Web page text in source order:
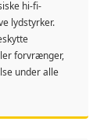
hi-fi-
lydstyrker.
forvrænger,
under alle